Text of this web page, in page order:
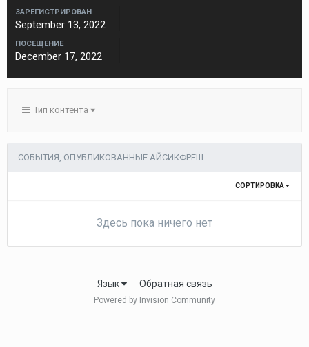
ЗАРЕГИСТРИРОВАН
September 13, 2022
ПОСЕЩЕНИЕ
December 17, 2022
Тип контента
СОБЫТИЯ, ОПУБЛИКОВАННЫЕ АЙСИКФРЕШ
СОРТИРОВКА
Здесь пока ничего нет
Язык Обратная связь
Powered by Invision Community